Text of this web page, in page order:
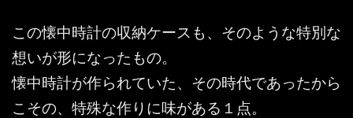
この懐中時計の収納ケースも、そのような特別な
想いが形になったもの。
懐中時計が作られていた、その時代であったから
こその、特殊な作りに味がある１点。